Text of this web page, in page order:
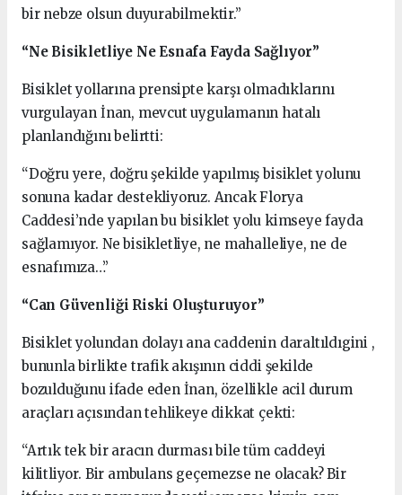
bir nebze olsun duyurabilmektir.”
“Ne Bisikletliye Ne Esnafa Fayda Sağlıyor”
Bisiklet yollarına prensipte karşı olmadıklarını
vurgulayan İnan, mevcut uygulamanın hatalı
planlandığını belirtti:
“Doğru yere, doğru şekilde yapılmış bisiklet yolunu
sonuna kadar destekliyoruz. Ancak Florya
Caddesi’nde yapılan bu bisiklet yolu kimseye fayda
sağlamıyor. Ne bisikletliye, ne mahalleliye, ne de
esnafımıza…”
“Can Güvenliği Riski Oluşturuyor”
Bisiklet yolundan dolayı ana caddenin daraltıldıgini ,
bununla birlikte trafik akışının ciddi şekilde
bozulduğunu ifade eden İnan, özellikle acil durum
araçları açısından tehlikeye dikkat çekti:
“Artık tek bir aracın durması bile tüm caddeyi
kilitliyor. Bir ambulans geçemezse ne olacak? Bir